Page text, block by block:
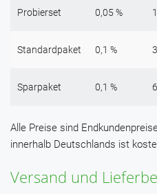
Probierset 0,05 %
Standardpaket 0,1 %
Sparpaket 0,1 %
Alle Preise sind
innerhalb Deutschlands ist
Versand und